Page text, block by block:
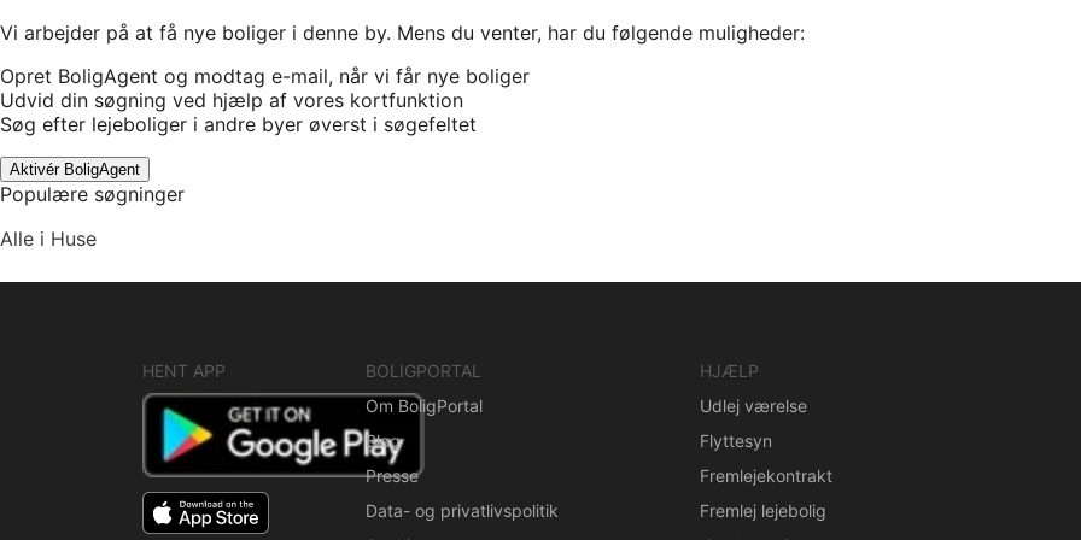
Vi arbejder på at få nye boliger i denne by. Mens du venter, har du følgende muligheder:
Opret BoligAgent og modtag e-mail, når vi får nye boliger
Udvid din søgning ved hjælp af vores kortfunktion
Søg efter lejeboliger i andre byer øverst i søgefeltet
Aktivér BoligAgent
Populære søgninger
Alle i Huse
HENT APP
BOLIGPORTAL
Om BoligPortal
Blog
Presse
Data- og privatlivspolitik
HJÆLP
Udlej værelse
Flyttesyn
Fremlejekontrakt
Fremlej lejebolig